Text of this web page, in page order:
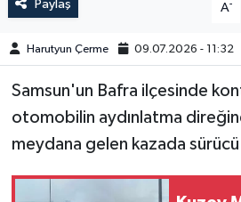
Paylaş A-
Harutyun Çerme 09.07.2026 - 11:32
Samsun'un Bafra ilçesinde
otomobilin aydınlatma
meydana gelen kazada sürücü